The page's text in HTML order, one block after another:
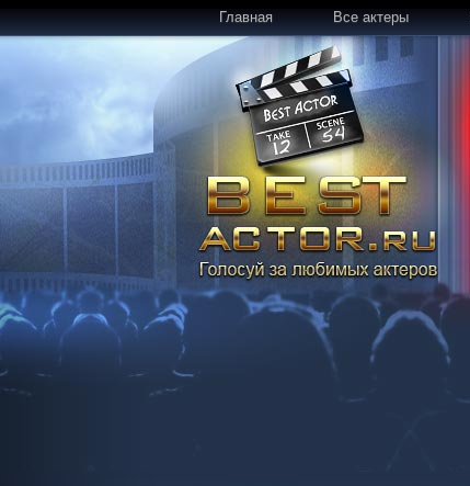
Главная Все актеры